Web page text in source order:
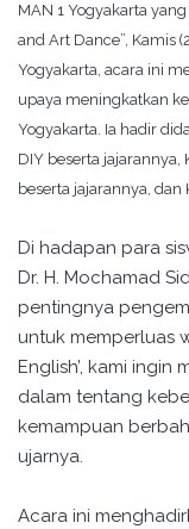
MAN 1 Yogyakarta
and Art Dance”,
Yogyakarta, acara ini
upaya meningkatkan
Yogyakarta. Ia hadir
DIY beserta jajarannya,
beserta jajarannya, dan
Di hadapan para
Dr. H. Mochamad
pentingnya
untuk memperluas
English’, kami
dalam tentang
kemampuan
ujarnya.
Acara ini